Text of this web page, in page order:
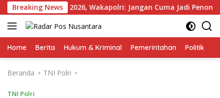
Langsung
ke
konten
Breaking News
Kapolri Cup 2026, Wakapolri: Jangan Cuma Jadi Penonton,
Home Berita Hukum & Kriminal Pemerintahan Politik
Beranda TNI Polri
TNI Polri